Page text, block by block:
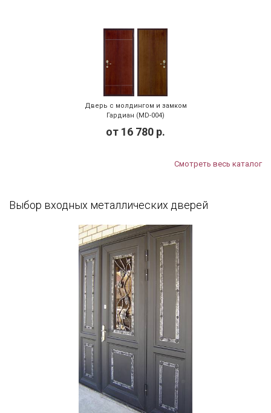
Дверь с молдингом и замком
Гардиан (MD-004)
от 16 780 р.
Смотреть весь каталог
Выбор входных металлических дверей